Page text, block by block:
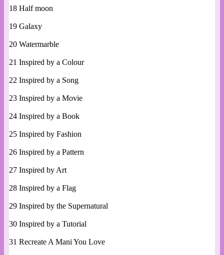
18 Half moon
19 Galaxy
20 Watermarble
21 Inspired by a Colour
22 Inspired by a Song
23 Inspired by a Movie
24 Inspired by a Book
25 Inspired by Fashion
26 Inspired by a Pattern
27 Inspired by Art
28 Inspired by a Flag
29 Inspired by the Supernatural
30 Inspired by a Tutorial
31 Recreate A Mani You Love